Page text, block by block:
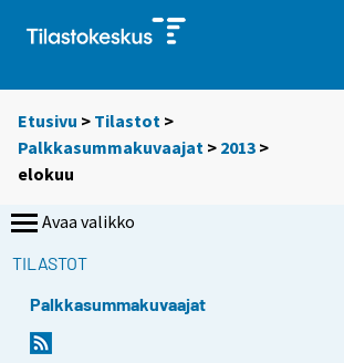
Etusivu > Tilastot >
Palkkasummakuvaajat > 2013 >
elokuu
Avaa valikko
TILASTOT
Palkkasummakuvaajat